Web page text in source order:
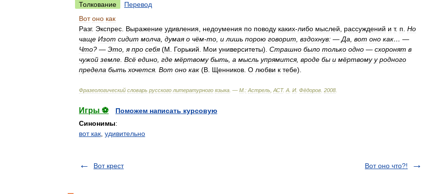
Толкование
Перевод
Вот оно как
Разг. Экспрес Выражение удивления недоумения по поводу каких-либо мыслей рассуждений и т. п Но
чаще Изот сидит молча думая о чём-то и лишь порою говорит вздохнув: — Да вот оно как… —
Что? — Это я про себя(М Горький Мои университеты). Страшно было только одно — схоронят в
чужой земле Всё едино где мёртвому быть а мысль упрямится, вроде бы и мёртвому у родного
предела быть хочется. Вот оно как (В Щенников О любви к тебе).
Фразеологический словарь русского литературного языка . — М : Астрель АСТ. А И Фёдоров 2008
Игры ⚽
Поможем написать курсовую
Синонимы:
вот как удивительно
Вот крест Вот оно что?!